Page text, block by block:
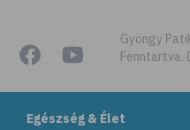
Egészség & Élet
# édesburgonya
# batáta
# ízületek
# mozgásszervi
Gyöngy
Fenntartva.